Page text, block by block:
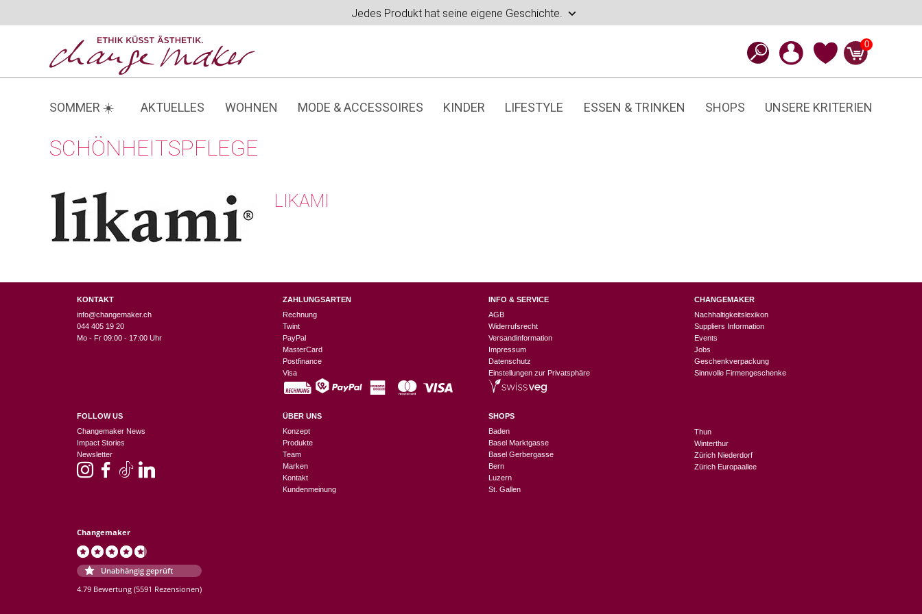
Jedes Produkt hat seine eigene Geschichte.
0
SOMMER ☀️ AKTUELLES WOHNEN MODE & ACCESSOIRES KINDER LIFESTYLE ESSEN & TRINKEN SHOPS UNSERE KRITERIEN
SCHÖNHEITSPFLEGE
LIKAMI
KONTAKT
info@changemaker.ch
044 405 19 20
Mo - Fr 09:00 - 17:00 Uhr
FOLLOW US
Changemaker News
Impact Stories
Newsletter
Changemaker
Unabhängig geprüft
4.79 Bewertung (5591 Rezensionen)
ZAHLUNGSARTEN
Rechnung
Twint
PayPal
MasterCard
Postfinance
Visa
ÜBER UNS
Konzept
Produkte
Team
Marken
Kontakt
Kundenmeinung
INFO & SERVICE
AGB
Widerrufsrecht
Versandinformation
Impressum
Datenschutz
Einstellungen zur Privatsphäre
SHOPS
Baden
Basel Marktgasse
Basel Gerbergasse
Bern
Luzern
St. Gallen
CHANGEMAKER
Nachhaltigkeitslexikon
Suppliers Information
Events
Jobs
Geschenkverpackung
Sinnvolle Firmengeschenke
Thun
Winterthur
Zürich Niederdorf
Zürich Europaallee